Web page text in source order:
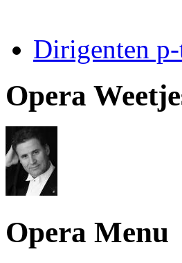
Dirigenten
Opera
Opera Menu